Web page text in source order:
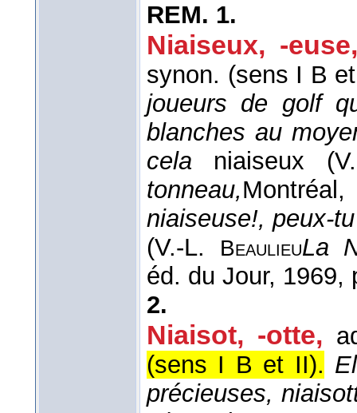
REM. 1.
Niaiseux, -
synon. (sens I B
joueurs de golf
blanches au
cela niaiseux (
tonneau,
niaiseuse!, peux-
(V.-L. BeaulieuLa
éd. du Jour, 1969,
2.
Niaisot, -otte,
(sens I B et II).
précieuses,